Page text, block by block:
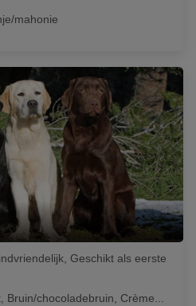
mahonie
Geschikt als eerste
Bruin/chocoladebruin, Crème...